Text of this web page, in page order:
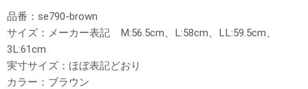
品番：se790-brown
サイズ：メーカー表記 M:56.5cm、L:58cm、LL:59.5cm、
3L:61cm
実寸サイズ：ほぼ表記どおり
カラー：ブラウン